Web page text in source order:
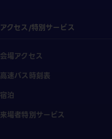
アクセス/特別サービス
会場アクセス
高速バス時刻表
宿泊
来場者特別サービス